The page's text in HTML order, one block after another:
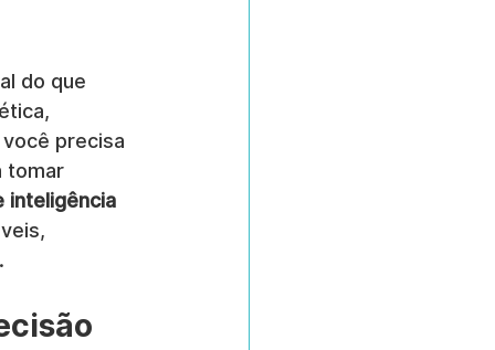
do que
precisa
tomar
inteligência